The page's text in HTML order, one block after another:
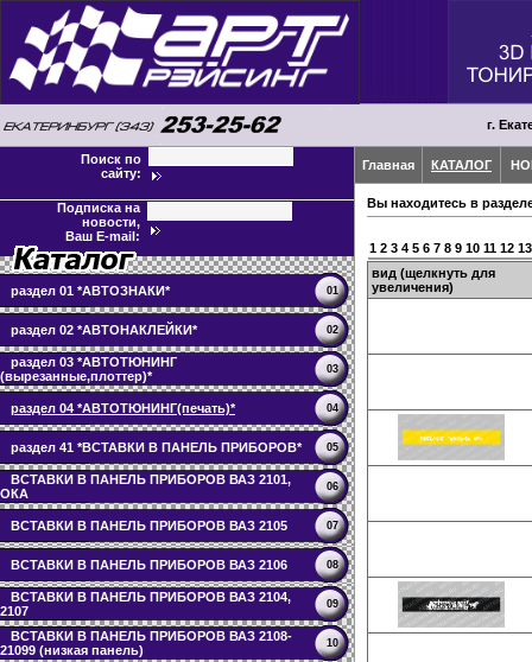
г.
Поиск по
сайту:
Подписка на
новости,
Ваш E-mail:
раздел 01 *АВТОЗНАКИ* 01
раздел 02 *АВТОНАКЛЕЙКИ* 02
раздел 03 *АВТОТЮНИНГ
(вырезанные,плоттер)*
03
раздел 04 *АВТОТЮНИНГ(печать)* 04
раздел 41 *ВСТАВКИ В ПАНЕЛЬ ПРИБОРОВ* 05
ВСТАВКИ В ПАНЕЛЬ ПРИБОРОВ ВАЗ 2101,
ОКА
06
ВСТАВКИ В ПАНЕЛЬ ПРИБОРОВ ВАЗ 2105 07
ВСТАВКИ В ПАНЕЛЬ ПРИБОРОВ ВАЗ 2106 08
ВСТАВКИ В ПАНЕЛЬ ПРИБОРОВ ВАЗ 2104,
2107
09
ВСТАВКИ В ПАНЕЛЬ ПРИБОРОВ ВАЗ 2108-
21099 (низкая панель)
10
Главная КАТАЛОГ
Вы находитесь в
1 2 3 4 5 6 7 8 9 10 11 12 13
вид (щелкнуть для
увеличения)